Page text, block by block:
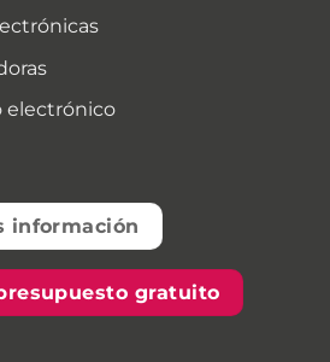
electrónico
información
gratuito